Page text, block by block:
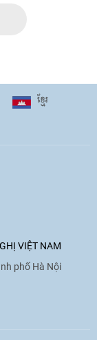
ខ្មែរ
VIỆT NAM
phố Hà Nội